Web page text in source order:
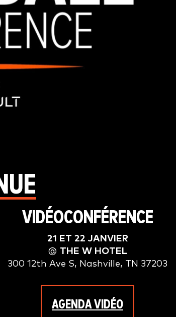
VIDÉOCONFÉRENCE
21 ET 22 JANVIER
@ THE W HOTEL
300 12th Ave S, Nashville, TN 37203
AGENDA VIDÉO